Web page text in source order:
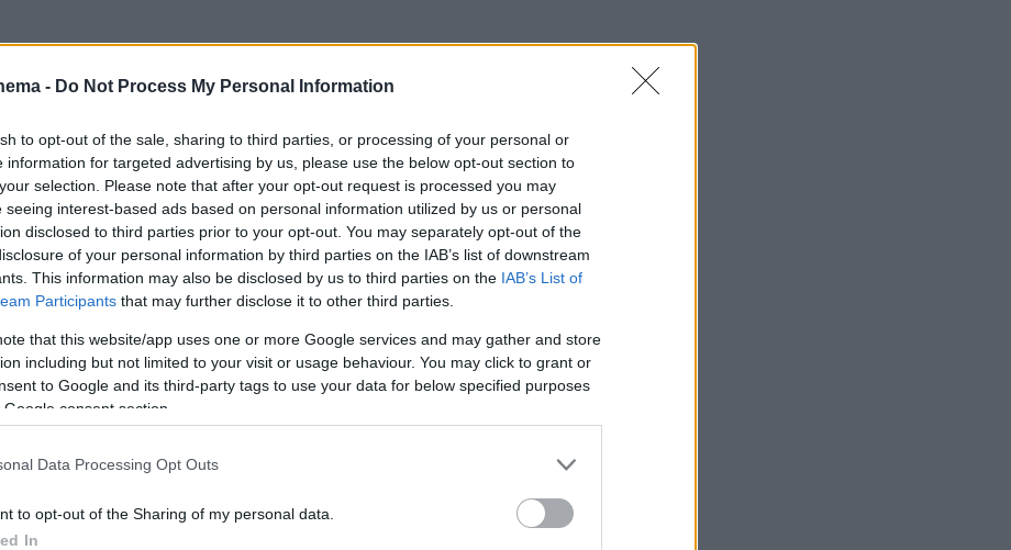
- Do Not Process My Personal Information
to opt-out of the sale, sharing to third parties, or processing of your personal or
information for targeted advertising by us, please use the below opt-out section to
selection. Please note that after your opt-out request is processed you may
seeing interest-based ads based on personal information utilized by us or personal
disclosed to third parties prior to your opt-out. You may separately opt-out of the
of your personal information by third parties on the IAB’s list of downstream
This information may also be disclosed by us to third parties on the IAB’s List of
Participants that may further disclose it to other third parties.
that this website/app uses one or more Google services and may gather and store
including but not limited to your visit or usage behaviour. You may click to grant or
to Google and its third-party tags to use your data for below specified purposes
Google consent section.
Data Processing Opt Outs
to opt-out of the Sharing of my personal data.
In